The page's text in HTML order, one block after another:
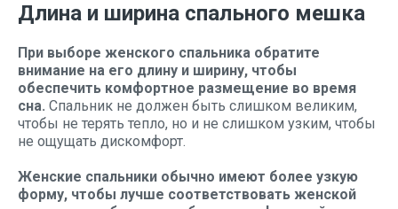
Длина и ширина спального мешка
При выборе женского спальника обратите
внимание на его длину и ширину, чтобы
обеспечить комфортное размещение во время
сна. Спальник не должен быть слишком великим,
чтобы не терять тепло, но и не слишком узким, чтобы
не ощущать дискомфорт.
Женские спальники обычно имеют более узкую
форму, чтобы лучше соответствовать женской